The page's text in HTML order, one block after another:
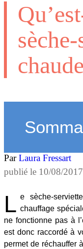
ParLaura Fressart
publié le 10/08/2017
L e sèche-
chauffage
ne fonctionne pas à
est donc raccordé à
permet de réchauffer